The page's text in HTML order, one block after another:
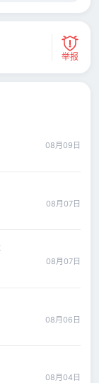
举报
08月09日
08月07日
08月07日
08月06日
08月04日